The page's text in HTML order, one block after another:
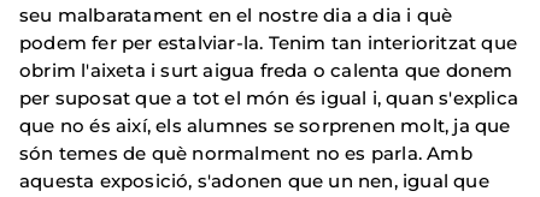
seu malbaratament en el nostre dia a dia i què
podem fer per estalviar-la. Tenim tan interioritzat que
obrim l'aixeta i surt aigua freda o calenta que donem
per suposat que a tot el món és igual i, quan s'explica
que no és així, els alumnes se sorprenen molt, ja que
són temes de què normalment no es parla. Amb
aquesta exposició, s'adonen que un nen, igual que